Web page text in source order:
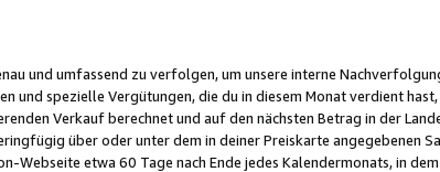
und umfassend zu verfolgen, um unsere interne
und spezielle Vergütungen, die du in diesem Monat verdient hast,
Verkauf berechnet und auf den nächsten Betrag in der
über oder unter dem in deiner Preiskarte angegebenen
etwa 60 Tage nach Ende jedes Kalendermonats, in